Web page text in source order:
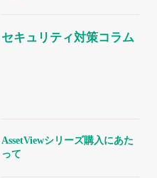
セキュリティ対策コラム
AssetViewシリーズ購入にあた
って